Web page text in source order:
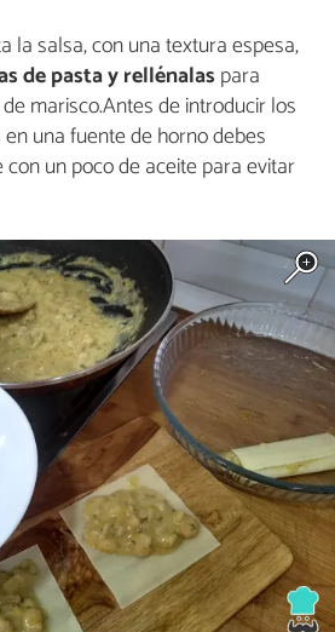
la salsa, con una textura espesa,
de pasta y rellénalas para
marisco.Antes de introducir los
una fuente de horno debes
un poco de aceite para evitar